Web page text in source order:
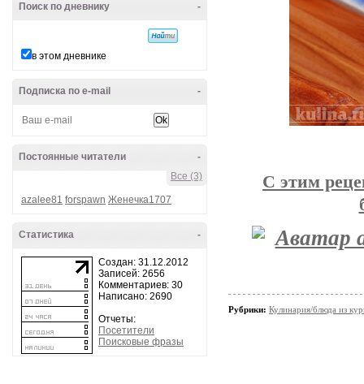
-
Поиск по дневнику
в этом дневнике
-
Подписка по e-mail
-
Постоянные читатели
Все (3)
azalee81 forspawn Женечка1707
-
Статистика
Создан: 31.12.2012
Записей: 2656
Комментариев: 30
Написано: 2690
Отчеты:
Посетители
Поисковые фразы
С этим
Рубрики: Кулинария/блюда из